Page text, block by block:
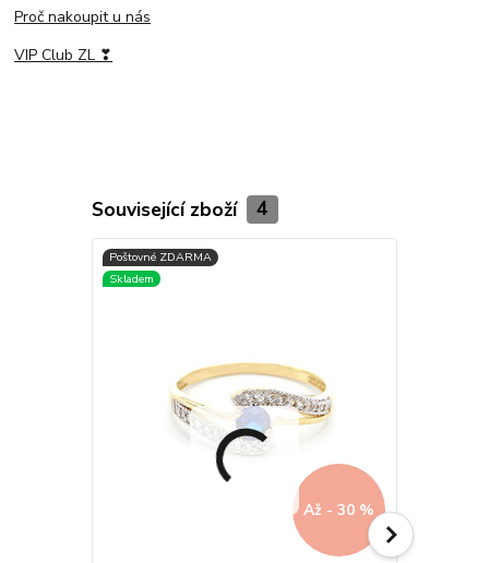
Proč nakoupit u nás
VIP Club ZL ❣
Související zboží 4
Až - 30 %